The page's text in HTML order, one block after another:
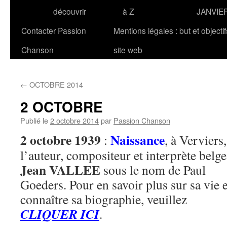
découvrir
à Z
Contacter Passion
Chanson
Mentions légales : but et
site web
← OCTOBRE 2014
2 OCTOBRE
Publié le2 octobre 2014par Passion Chanson
2 octobre 1939 : Naissance, à
l’auteur, compositeur et interprète belge
Jean VALLEE sous le nom de Paul
Goeders. Pour en savoir plus sur sa vie
connaître sa biographie, veuillez
CLIQUER ICI.